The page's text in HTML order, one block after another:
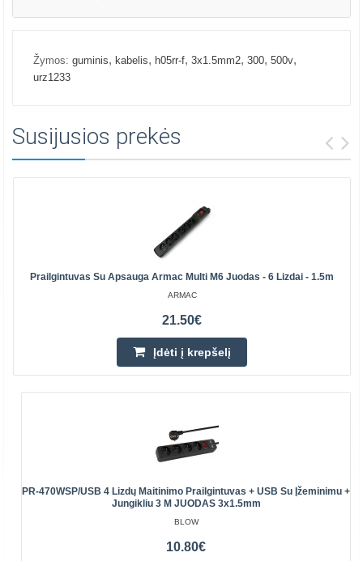
Žymos: guminis, kabelis, h05rr-f, 3x1.5mm2, 300, 500v,
urz1233
Susijusios prekės
Prailgintuvas Su Apsauga Armac Multi M6 Juodas - 6 Lizdai - 1.5m
ARMAC
21.50€
Įdėti į krepšelį
PR-470WSP/USB 4 Lizdų Maitinimo Prailgintuvas + USB Su Įžeminimu +
Jungikliu 3 M JUODAS 3x1.5mm
BLOW
10.80€